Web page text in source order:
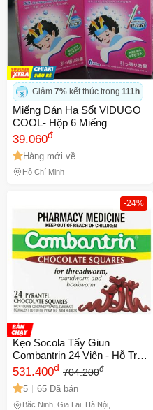
Giảm 7% kết thúc trong 111h
Miếng Dán Hạ Sốt VIDUGO
COOL- Hộp 6 Miếng
39.060đ
Hàng mới về
Hồ Chí Minh
-24%
Kẹo Socola Tẩy Giun
Combantrin 24 Viên - Hỗ Trợ
Sức Khỏe Đường Ruột Cho
Trẻ Em, Hương Vị Ngon
Miệng, Xuất Xứ Úc
531.400đ 704.200đ
5 65 Đã bán
Bắc Ninh, Gia Lai, Hà Nội, Hồ